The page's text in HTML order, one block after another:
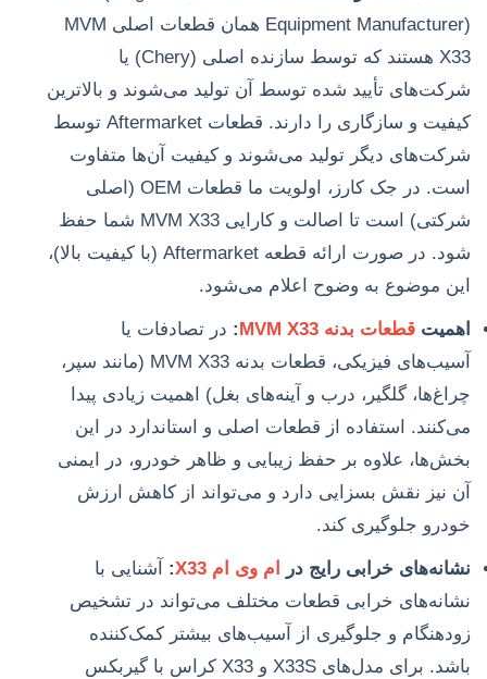
Equipment Manufacturer) همان قطعات اصلی MVM
X33 هستند که توسط سازنده اصلی (Chery) یا
شرکت‌های تأیید شده توسط آن تولید می‌شوند و بالاترین
کیفیت و سازگاری را دارند. قطعات Aftermarket توسط
شرکت‌های دیگر تولید می‌شوند و کیفیت آن‌ها متفاوت
است. در جک کارز، اولویت ما قطعات OEM (اصلی
شرکتی) است تا اصالت و کارایی MVM X33 شما حفظ
شود. در صورت ارائه قطعه Aftermarket (با کیفیت بالا)،
این موضوع به وضوح اعلام می‌شود.
اهمیت قطعات بدنه MVM X33 : در تصادفات یا
آسیب‌های فیزیکی، قطعات بدنه MVM X33 (مانند سپر،
چراغ‌ها، گلگیر، درب و آینه‌های بغل) اهمیت زیادی پیدا
می‌کنند. استفاده از قطعات اصلی و استاندارد در این
بخش‌ها، علاوه بر حفظ زیبایی و ظاهر خودرو، در ایمنی
آن نیز نقش بسزایی دارد و می‌تواند از کاهش ارزش
خودرو جلوگیری کند.
نشانه‌های خرابی رایج در ام وی ام X33 : آشنایی با
نشانه‌های خرابی قطعات مختلف می‌تواند در تشخیص
زودهنگام و جلوگیری از آسیب‌های بیشتر کمک‌کننده
باشد. برای مدل‌های X33S و X33 کراس با گیربکس